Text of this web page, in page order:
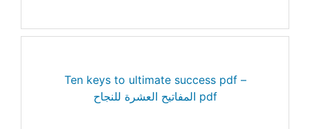
Ten keys to ultimate success pdf –
المفاتيح العشرة للنجاح pdf